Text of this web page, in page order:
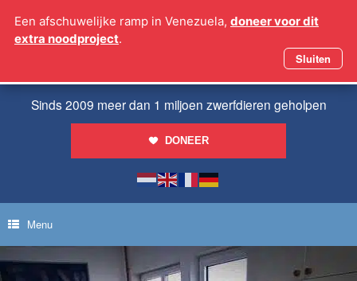
naar
Sinds 2009 meer dan 1 miljoen zwerfdieren geholpen
DONEER
Menu
Een afschuwelijke ramp in Venezuela, doneer voor dit
extra noodproject.
Sluiten